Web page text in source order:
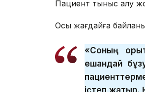
Пациент тыныс алу
Осы жағдайға
«Соның
ешқандай